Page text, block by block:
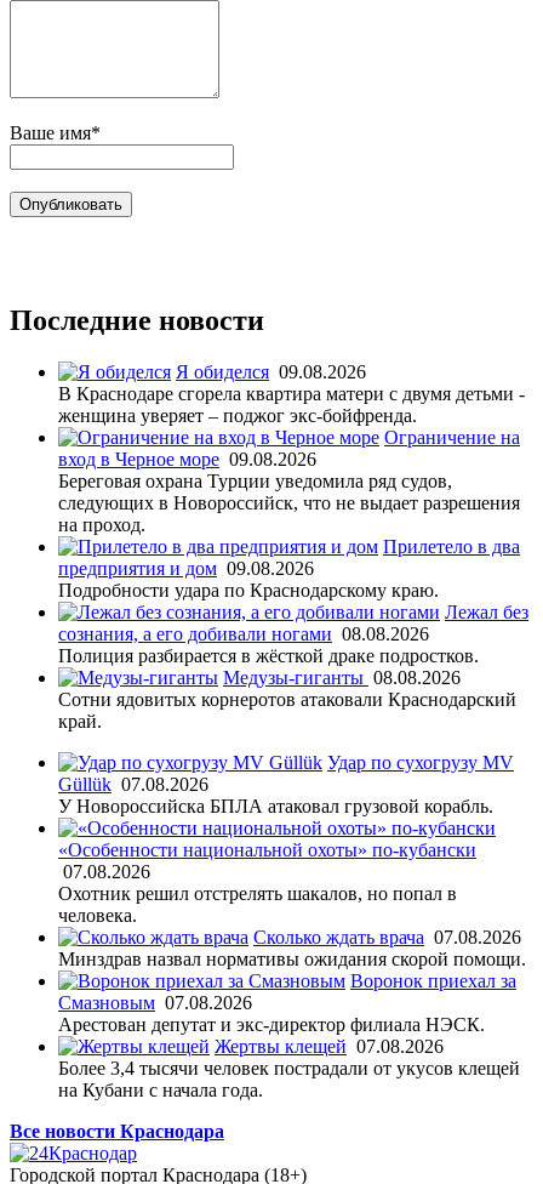
Ваше имя*
Последние новости
Я обиделся 09.08.2026
В Краснодаре сгорела квартира матери с двумя детьми -
женщина уверяет – поджог экс-бойфренда.
Ограничение на
вход в Черное море 09.08.2026
Береговая охрана Турции уведомила ряд судов,
следующих в Новороссийск, что не выдает разрешения
на проход.
Прилетело в два
предприятия и дом 09.08.2026
Подробности удара по Краснодарскому краю.
Лежал без
сознания, а его добивали ногами 08.08.2026
Полиция разбирается в жёсткой драке подростков.
Медузы-гиганты 08.08.2026
Сотни ядовитых корнеротов атаковали Краснодарский
край.
Удар по сухогрузу MV
Güllük 07.08.2026
У Новороссийска БПЛА атаковал грузовой корабль.
«Особенности национальной охоты» по-кубански
07.08.2026
Охотник решил отстрелять шакалов, но попал в
человека.
Сколько ждать врача 07.08.2026
Минздрав назвал нормативы ожидания скорой помощи.
Воронок приехал за
Смазновым 07.08.2026
Арестован депутат и экс-директор филиала НЭСК.
Жертвы клещей 07.08.2026
Более 3,4 тысячи человек пострадали от укусов клещей
на Кубани с начала года.
Все новости Краснодара
Городской портал Краснодара (18+)